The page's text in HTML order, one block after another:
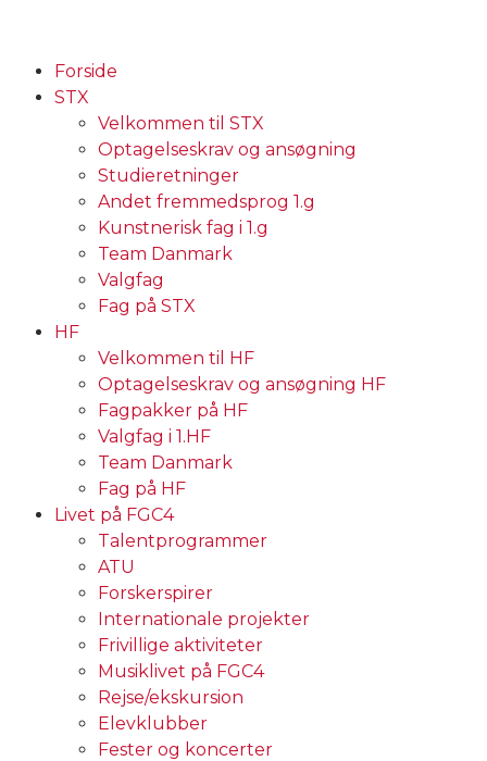
Forside
STX
Velkommen til STX
Optagelseskrav og ansøgning
Studieretninger
Andet fremmedsprog 1.g
Kunstnerisk fag i 1.g
Team Danmark
Valgfag
Fag på STX
HF
Velkommen til HF
Optagelseskrav og ansøgning HF
Fagpakker på HF
Valgfag i 1.HF
Team Danmark
Fag på HF
Livet på FGC4
Talentprogrammer
ATU
Forskerspirer
Internationale projekter
Frivillige aktiviteter
Musiklivet på FGC4
Rejse/ekskursion
Elevklubber
Fester og koncerter